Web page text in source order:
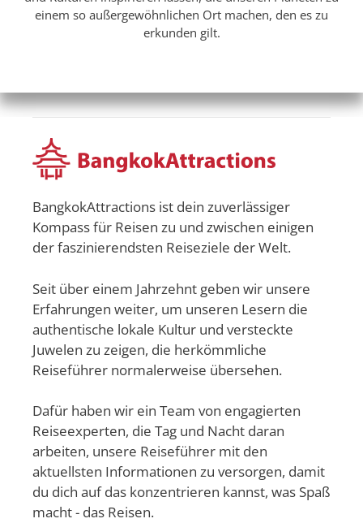
einem so außergewöhnlichen Ort machen, den es zu
erkunden gilt.
BangkokAttractions ist dein zuverlässiger
Kompass für Reisen zu und zwischen einigen
der faszinierendsten Reiseziele der Welt.
Seit über einem Jahrzehnt geben wir unsere
Erfahrungen weiter, um unseren Lesern die
authentische lokale Kultur und versteckte
Juwelen zu zeigen, die herkömmliche
Reiseführer normalerweise übersehen.
Dafür haben wir ein Team von engagierten
Reiseexperten, die Tag und Nacht daran
arbeiten, unsere Reiseführer mit den
aktuellsten Informationen zu versorgen, damit
du dich auf das konzentrieren kannst, was Spaß
macht - das Reisen.